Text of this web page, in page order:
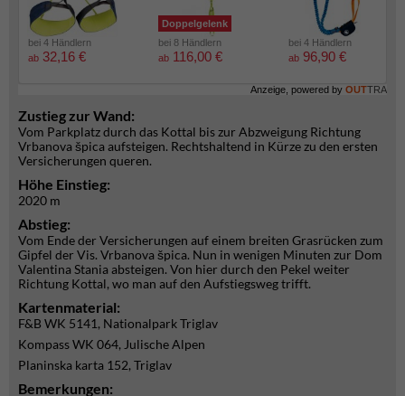
bei 4 Händlern
ab 32,16 €
Doppelgelenk
bei 8 Händlern
ab 116,00 €
bei 4 Händlern
ab 96,90 €
Anzeige, powered by OUTTRA
Zustieg zur Wand:
Vom Parkplatz durch das Kottal bis zur Abzweigung Richtung
Vrbanova špica aufsteigen. Rechtshaltend in Kürze zu den ersten
Versicherungen queren.
Höhe Einstieg:
2020 m
Abstieg:
Vom Ende der Versicherungen auf einem breiten Grasrücken zum
Gipfel der Vis. Vrbanova špica. Nun in wenigen Minuten zur Dom
Valentina Stania absteigen. Von hier durch den Pekel weiter
Richtung Kottal, wo man auf den Aufstiegsweg trifft.
Kartenmaterial:
F&B WK 5141, Nationalpark Triglav
Kompass WK 064, Julische Alpen
Planinska karta 152, Triglav
Bemerkungen: